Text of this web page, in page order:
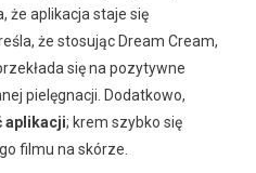
że aplikacja staje się
że stosując Dream Cream,
się na pozytywne
pielęgnacji. Dodatkowo,
aplikacji; krem szybko się
filmu na skórze.